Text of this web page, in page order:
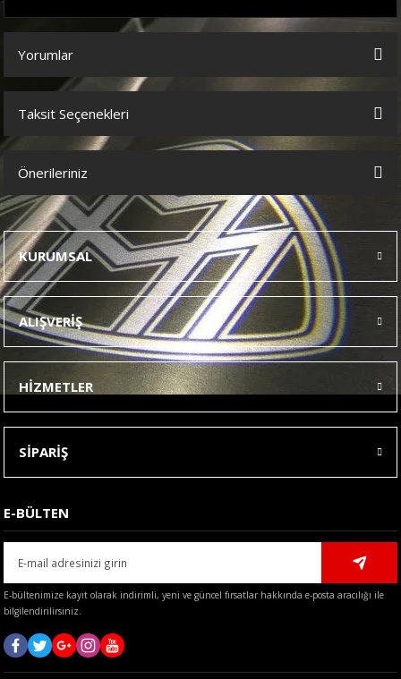
Yorumlar
Bu ürüne ilk yorumu siz yapın!
Taksit Seçenekleri
Önerileriniz
Bu ürünün fiyat bilgisi, resim, ürün açıklamalarında ve diğer
konularda yetersiz gördüğünüz noktaları öneri formunu kullanarak
tarafımıza iletebilirsiniz.
Görüş ve önerileriniz için teşekkür ederiz.
Ürün resmi kalitesiz, bozuk veya görüntülenemiyor.
Ürün açıklamasında eksik bilgiler bulunuyor.
Ürün bilgilerinde hatalar bulunuyor.
Ürün fiyatı diğer sitelerden daha pahalı.
Bu ürüne benzer farklı alternatifler olmalı.
Gönder
KURUMSAL
ALIŞVERİŞ
HİZMETLER
SİPARİŞ
E-BÜLTEN
E-bültenimize kayıt olarak indirimli, yeni ve güncel fırsatlar hakkında e-posta aracılığı ile
bilgilendirilirsiniz.